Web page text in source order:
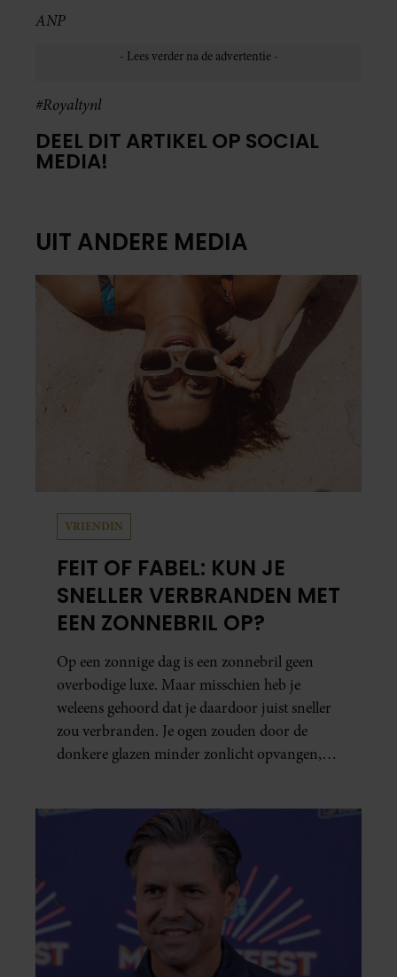
ANP
#Royaltynl
DEEL DIT ARTIKEL OP SOCIAL
MEDIA!
UIT ANDERE MEDIA
VRIENDIN
FEIT OF FABEL: KUN JE
SNELLER VERBRANDEN MET
EEN ZONNEBRIL OP?
Op een zonnige dag is een zonnebril geen
overbodige luxe. Maar misschien heb je
weleens gehoord dat je daardoor juist sneller
zou verbranden. Je ogen zouden door de
donkere glazen minder zonlicht opvangen,
ook echt? Wij zoeken uit hoe het zit.